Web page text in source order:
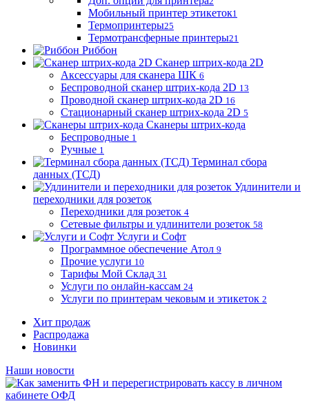
Мобильный принтер этикеток1
Термопринтеры25
Термотрансферные принтеры21
Риббон
Сканер штрих-кода 2D
Аксессуары для сканера ШК 6
Беспроводной сканер штрих-кода 2D 13
Проводной сканер штрих-кода 2D 16
Стационарный сканер штрих-кода 2D 5
Сканеры штрих-кода
Беспроводные 1
Ручные 1
Терминал сбора
данных (ТСД)
Удлинители и
переходники для розеток
Переходники для розеток 4
Сетевые фильтры и удлинители розеток 58
Услуги и Софт
Программное обеспечение Атол 9
Прочие услуги 10
Тарифы Мой Склад 31
Услуги по онлайн-кассам 24
Услуги по принтерам чековым и этикеток 2
Хит продаж
Распродажа
Новинки
Наши новости